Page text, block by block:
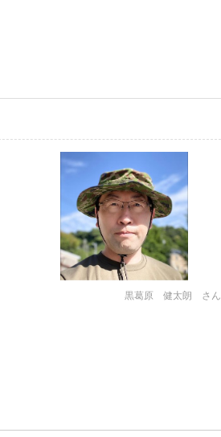
黒葛原 健太朗 さん